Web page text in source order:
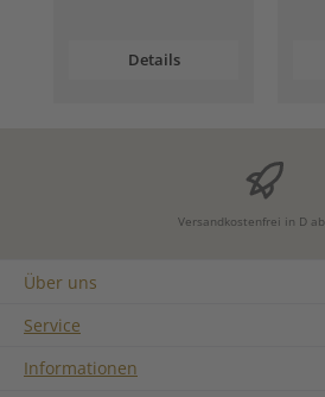
Details
Versandkostenfrei in D
Über uns
Service
Informationen